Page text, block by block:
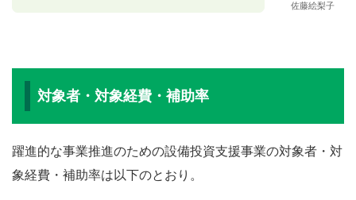
佐藤絵梨子
対象者・対象経費・補助率
躍進的な事業推進のための設備投資支援事業の対象者・対
象経費・補助率は以下のとおり。